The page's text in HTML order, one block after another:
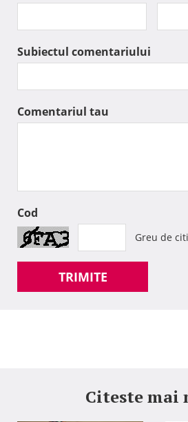
Subiectul comentariului
Comentariul tau
Cod
Greu de
TRIMITE
Citeste mai